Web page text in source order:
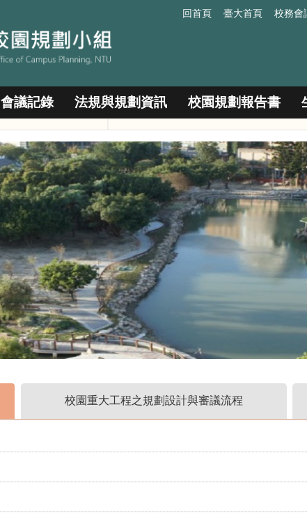
回首頁 臺大首頁 校務會
會議記錄 法規與規劃資訊 校園規劃報告書
校園重大工程之規劃設計與審議流程